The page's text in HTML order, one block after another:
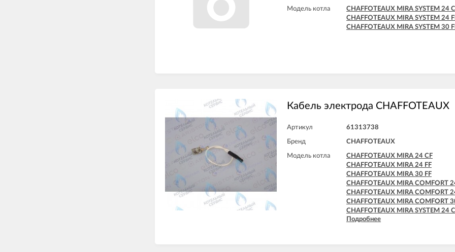
Модель котла
CHAFFOTEAUX MIRA SYSTEM 24
CHAFFOTEAUX MIRA SYSTEM 24
CHAFFOTEAUX MIRA SYSTEM 30
Кабель электрода CHAFFOTEAUX
Артикул 61313738
Бренд CHAFFOTEAUX
Модель котла
CHAFFOTEAUX MIRA 24 CF
CHAFFOTEAUX MIRA 24 FF
CHAFFOTEAUX MIRA 30 FF
CHAFFOTEAUX MIRA COMFORT
CHAFFOTEAUX MIRA COMFORT
CHAFFOTEAUX MIRA COMFORT
CHAFFOTEAUX MIRA SYSTEM 24
CHAFFOTEAUX MIRA SYSTEM 24 FF
Подробнее